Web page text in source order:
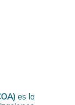
es la